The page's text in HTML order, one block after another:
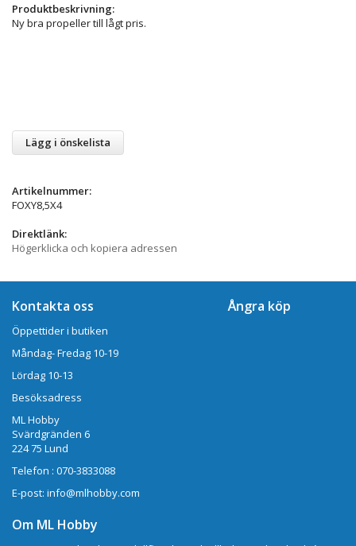
Produktbeskrivning:
Ny bra propeller till lågt pris.
Lägg i önskelista
Artikelnummer:
FOXY8,5X4
Direktlänk:
Högerklicka och kopiera adressen
Kontakta oss
Öppettider i butiken
Måndag- Fredag 10-19
Lördag 10-13
Besöksadress
ML Hobby
Svärdgränden 6
224 75 Lund
Telefon : 070-3833088
E-post: info@mlhobby.com
Ångra köp
Om ML Hobby